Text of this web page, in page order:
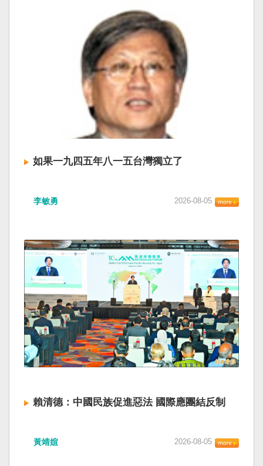
視網） 陸委會：中共無理粗魯聲明 極其可笑 中國
廣東海事局公告，受到颱風白海豚影響，「將對
經過台灣海峽南口北上船舶實施交通管制」。海
巡署昨晚嚴正駁斥，強調中國無任何權利在台灣
海峽實施交通管制。陸委會也表示，中共假借颱
風名義聲稱管制相關海域，違反聯合國海洋法公
約等國際規範，「中共有關部門的無理粗魯聲明
是對國際秩序與規範的無知、漠視與踐踏，極其
可笑」。 中國海事局官網六日公告，颱風白海豚
將影響台灣海峽及周邊海域，廣東海事局決定六
日晚間六時起，對經過台灣海峽南口北上船舶實
施交通管制，各船舶必須遵守交通管制要求，聽
從現場海事管理機構指揮。 海巡署昨表示，台灣
自由」原則，中國無任何權利對該水域實施「管
之實的認知作戰，企圖藉海事管制將台海內水
化，予以最嚴厲譴責，並要求中方恪守國際規
範，避免破壞區域的和平穩定。 海巡署同時強
調，將持續運用聯合情監偵手段，全天候掌握我
國周邊海域動態，目前未偵獲中國船舶異常舉
動，亦未接獲航商反映遭到廣播干擾，提醒航經
該海域之商貨輪，如接獲中方廣播時，無需理會
中方要求，並請立即通報相關單位，海巡署將會
採取一切必要手段，確保船舶航行自由與安全。
如果一九四五年八一五台灣獨立了
的歷史就不會有中國國民黨，也不會捲入迄今仍
兩岸已有正常外交，中國也可致力提升國民福
祉。 如果一九四五年八一五台灣獨立了，就像二
戰後許多殖民地選擇獨立，成為杭廷頓第二波民
主化的歷史。獨立的台灣會像脫離日本殖民的韓
國，八一五這一天成為獨立紀念日及光復節。不
同於有國家歷史的朝鮮，台灣是新興國家，開展
自己國家的歷史。台灣沒有像朝鮮的左右路線競
逐政權，造成內戰形成南韓、北朝分裂國家的歷
史。或許會有左右路線政黨，形塑台灣的國家之
路。 如果一九四五年八一五台灣獨立了，一九四
史就會是另一種局面，與台灣無關。台灣沒有中
四五年八一五台灣獨立了，台灣會成為東亞漢字
李敏勇 2026-08-05
賴清德：中國民族促進惡法 國際應團結反制
「民族團結進步促進法」對各國人民進行政治審
黃靖媗 2026-08-05